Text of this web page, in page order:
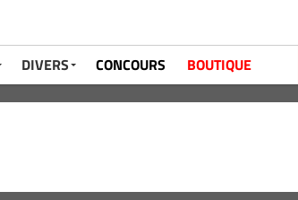
DIVERS CONCOURS BOUTIQUE